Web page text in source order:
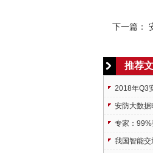
下一篇：
推荐
2018年Q3
安防大数
专家：
我国智能